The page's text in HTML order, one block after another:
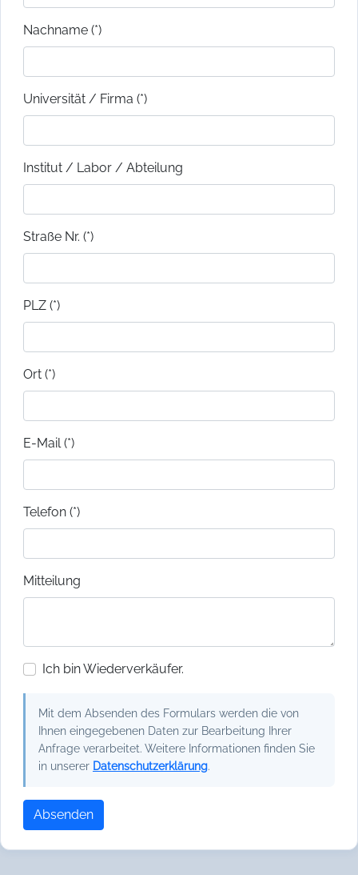
Nachname (*)
Universität / Firma (*)
Institut / Labor / Abteilung
Straße Nr. (*)
PLZ (*)
Ort (*)
E-Mail (*)
Telefon (*)
Mitteilung
Ich bin Wiederverkäufer.
Mit dem Absenden des Formulars werden die von
Ihnen eingegebenen Daten zur Bearbeitung Ihrer
Anfrage verarbeitet. Weitere Informationen finden Sie
in unserer Datenschutzerklärung.
Absenden